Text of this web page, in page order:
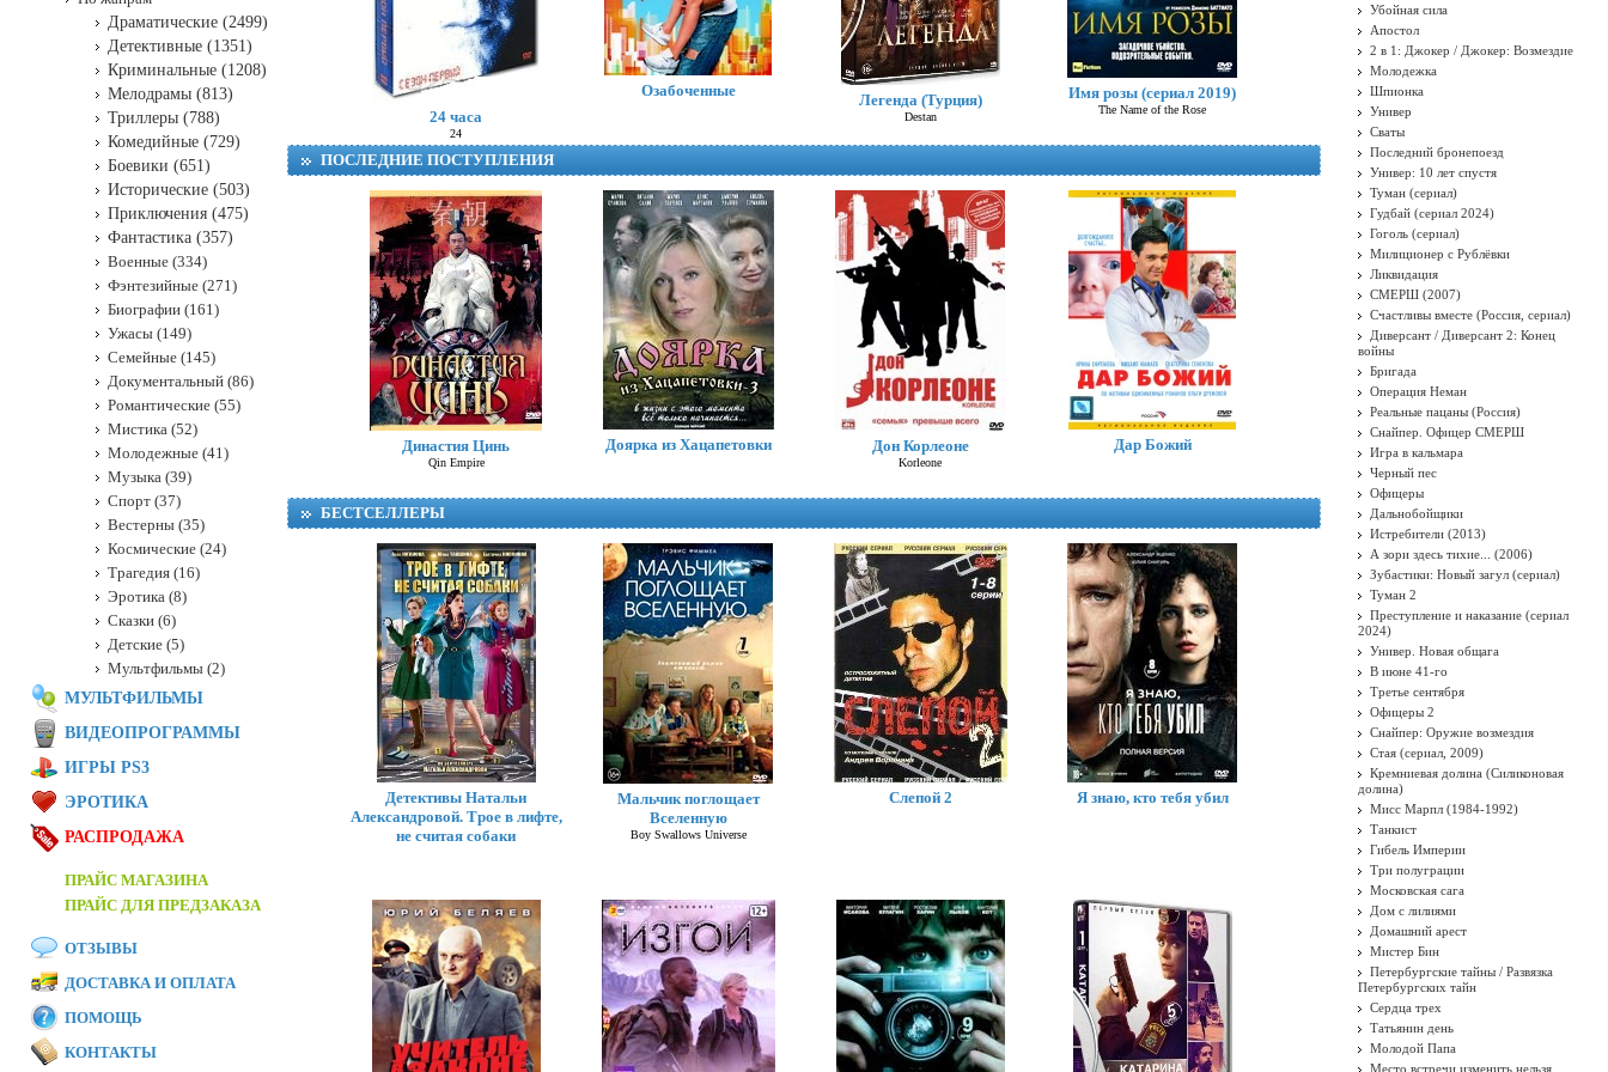
24 часа
24
Озабоченные
Легенда (Турция)
Destan
Имя розы (сериал 2019)
The Name of the Rose
Приключения Шерлока
ПОСЛЕДНИЕ ПОСТУПЛЕНИЯ
Династия Цинь
Qin Empire
Доярка из Хацапетовки Дон Корлеоне
Korleone
Дар Божий
Золотой теленок
БЕСТСЕЛЛЕРЫ
Детективы Натальи
Александровой. Трое в лифте,
не считая собаки
Мальчик поглощает
Вселенную
Boy Swallows Universe
Слепой 2 Я знаю, кто тебя убил
Драматические (2499)
Детективные (1351)
Криминальные (1208)
Мелодрамы (813)
Триллеры (788)
Комедийные (729)
Боевики (651)
Исторические (503)
Приключения (475)
Фантастика (357)
Военные (334)
Фэнтезийные (271)
Биографии (161)
Ужасы (149)
Семейные (145)
Документальный (86)
Романтические (55)
Мистика (52)
Молодежные (41)
Музыка (39)
Спорт (37)
Вестерны (35)
Космические (24)
Трагедия (16)
Эротика (8)
Сказки (6)
Детские (5)
Мультфильмы (2)
МУЛЬТФИЛЬМЫ
ВИДЕОПРОГРАММЫ
ИГРЫ PS3
ЭРОТИКА
РАСПРОДАЖА
ПРАЙС МАГАЗИНА
ПРАЙС ДЛЯ ПРЕДЗАКАЗА
ОТЗЫВЫ
ДОСТАВКА И ОПЛАТА
ПОМОЩЬ
КОНТАКТЫ
Убойная сила
Апостол
2 в 1: Джокер / Джокер: Возмездие
Молодежка
Шпионка
Универ
Сваты
Последний бронепоезд
Универ: 10 лет спустя
Туман (сериал)
Гудбай (сериал 2024)
Гоголь (сериал)
Милиционер с Рублёвки
Ликвидация
СМЕРШ (2007)
Счастливы вместе (Россия, сериал)
Диверсант / Диверсант 2: Конец
войны
Бригада
Операция Неман
Реальные пацаны (Россия)
Снайпер. Офицер СМЕРШ
Игра в кальмара
Черный пес
Офицеры
Дальнобойщики
Истребители (2013)
А зори здесь тихие... (2006)
Зубастики: Новый загул (сериал)
Туман 2
Преступление и наказание (сериал
2024)
Универ. Новая общага
В июне 41-го
Третье сентября
Офицеры 2
Снайпер: Оружие возмездия
Стая (сериал, 2009)
Кремниевая долина (Силиконовая
долина)
Мисс Марпл (1984-1992)
Танкист
Гибель Империи
Три полуграции
Московская сага
Дом с лилиями
Домашний арест
Мистер Бин
Петербургские тайны / Развязка
Петербургских тайн
Сердца трех
Татьянин день
Молодой Папа
Место встречи изменить нельзя